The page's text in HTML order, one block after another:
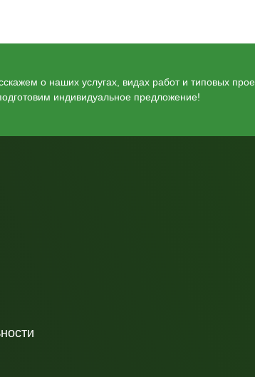
о наших услугах, видах работ и типовых
индивидуальное предложение!